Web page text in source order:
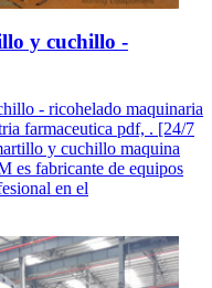
y cuchillo -
- ricohelado maquinaria
farmaceutica pdf, . [24/7
y cuchillo maquina
es fabricante de equipos
en el